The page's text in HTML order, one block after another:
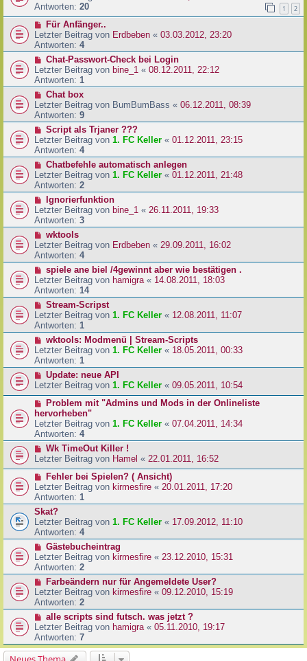
Antworten: 20 1 2
Für Anfänger..
Letzter Beitrag von Erdbeben « 03.03.2012, 23:20
Antworten: 4
Chat-Passwort-Check bei Login
Letzter Beitrag von bine_1 « 08.12.2011, 22:12
Antworten: 1
Chat box
Letzter Beitrag von BumBumBass « 06.12.2011, 08:39
Antworten: 9
Script als Trjaner ???
Letzter Beitrag von 1. FC Keller « 01.12.2011, 23:15
Antworten: 4
Chatbefehle automatisch anlegen
Letzter Beitrag von 1. FC Keller « 01.12.2011, 21:48
Antworten: 2
Ignorierfunktion
Letzter Beitrag von bine_1 « 26.11.2011, 19:33
Antworten: 3
wktools
Letzter Beitrag von Erdbeben « 29.09.2011, 16:02
Antworten: 4
spiele ane biel /4gewinnt aber wie bestätigen .
Letzter Beitrag von hamigra « 14.08.2011, 18:03
Antworten: 14
Stream-Scripst
Letzter Beitrag von 1. FC Keller « 12.08.2011, 11:07
Antworten: 1
wktools: Modmenü | Stream-Scripts
Letzter Beitrag von 1. FC Keller « 18.05.2011, 00:33
Antworten: 1
Update: neue API
Letzter Beitrag von 1. FC Keller « 09.05.2011, 10:54
Problem mit "Admins und Mods in der Onlineliste
hervorheben"
Letzter Beitrag von 1. FC Keller « 07.04.2011, 14:34
Antworten: 4
Wk TimeOut Killer !
Letzter Beitrag von Hamel « 22.01.2011, 16:52
Fehler bei Spielen? ( Ansicht)
Letzter Beitrag von kirmesfire « 20.01.2011, 17:20
Antworten: 1
Skat?
Letzter Beitrag von 1. FC Keller « 17.09.2012, 11:10
Antworten: 4
Gästebucheintrag
Letzter Beitrag von kirmesfire « 23.12.2010, 15:31
Antworten: 2
Farbeändern nur für Angemeldete User?
Letzter Beitrag von kirmesfire « 09.12.2010, 15:19
Antworten: 2
alle scripts sind futsch. was jetzt ?
Letzter Beitrag von hamigra « 05.11.2010, 19:17
Antworten: 7